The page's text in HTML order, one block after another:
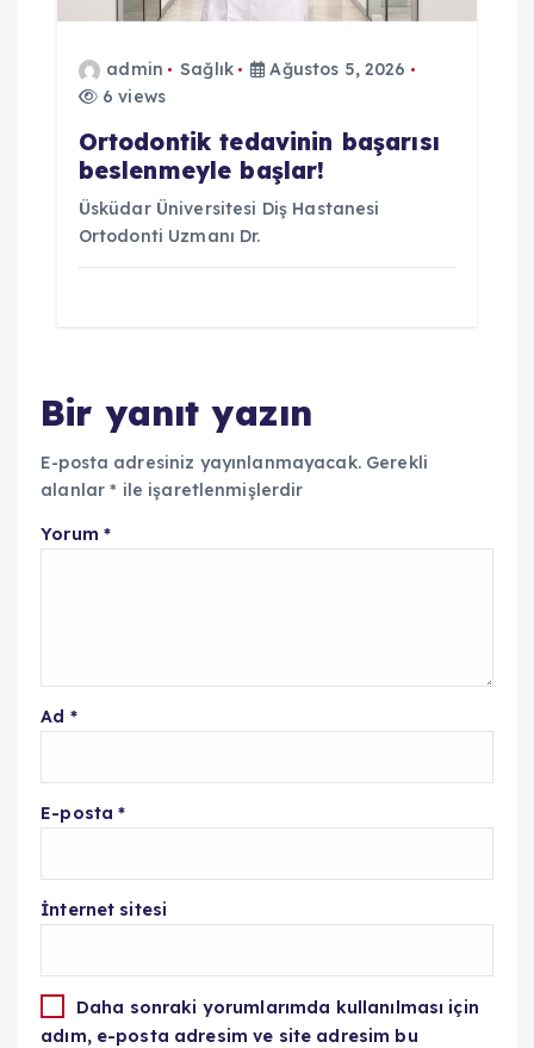
admin Sağlık
Ağustos 5, 2026
6 views
Ortodontik tedavinin başarısı
beslenmeyle başlar!
Üsküdar Üniversitesi Diş Hastanesi
Ortodonti Uzmanı Dr.
Bir yanıt yazın
E-posta adresiniz yayınlanmayacak. Gerekli
alanlar* ile işaretlenmişlerdir
Yorum *
Ad *
E-posta*
İnternet sitesi
Daha sonraki yorumlarımda kullanılması için
adım, e-posta adresim ve site adresim bu